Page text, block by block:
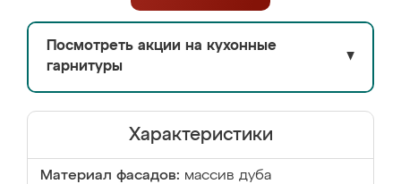
Посмотреть акции на кухонные
гарнитуры
▼
Характеристики
Материал фасадов: массив дуба